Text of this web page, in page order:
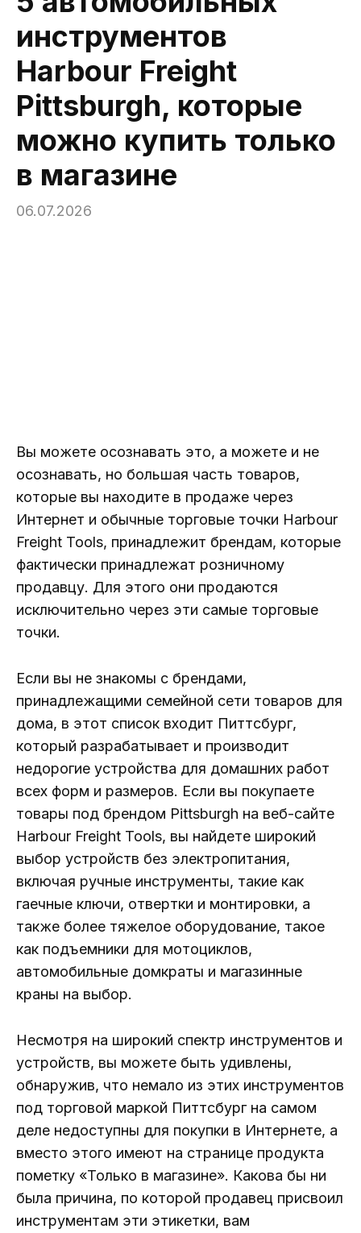
инструментов
Harbour Freight
Pittsburgh, которые
можно купить только
в магазине
06.07.2026
Вы можете осознавать это, а можете и не
осознавать, но большая часть товаров,
которые вы находите в продаже через
Интернет и обычные торговые точки Harbour
Freight Tools, принадлежит брендам, которые
фактически принадлежат розничному
продавцу. Для этого они продаются
исключительно через эти самые торговые
точки.
Если вы не знакомы с брендами,
принадлежащими семейной сети товаров для
дома, в этот список входит Питтсбург,
который разрабатывает и производит
недорогие устройства для домашних работ
всех форм и размеров. Если вы покупаете
товары под брендом Pittsburgh на веб-сайте
Harbour Freight Tools, вы найдете широкий
выбор устройств без электропитания,
включая ручные инструменты, такие как
гаечные ключи, отвертки и монтировки, а
также более тяжелое оборудование, такое
как подъемники для мотоциклов,
автомобильные домкраты и магазинные
краны на выбор.
Несмотря на широкий спектр инструментов и
устройств, вы можете быть удивлены,
обнаружив, что немало из этих инструментов
под торговой маркой Питтсбург на самом
деле недоступны для покупки в Интернете, а
вместо этого имеют на странице продукта
пометку «Только в магазине». Какова бы ни
была причина, по которой продавец присвоил
инструментам эти этикетки, вам